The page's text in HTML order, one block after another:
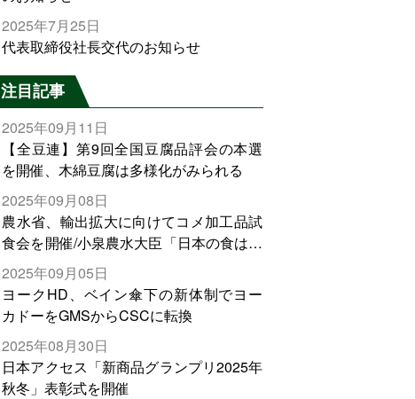
2025年7月25日
代表取締役社長交代のお知らせ
注目記事
2025年09月11日
【全豆連】第9回全国豆腐品評会の本選
を開催、木綿豆腐は多様化がみられる
2025年09月08日
農水省、輸出拡大に向けてコメ加工品試
食会を開催/小泉農水大臣「日本の食は世
界でトップをとれる。米増産に向けて、
米輸出需要の拡大を」
2025年09月05日
ヨークHD、ベイン傘下の新体制でヨー
カドーをGMSからCSCに転換
2025年08月30日
日本アクセス「新商品グランプリ2025年
秋冬」表彰式を開催